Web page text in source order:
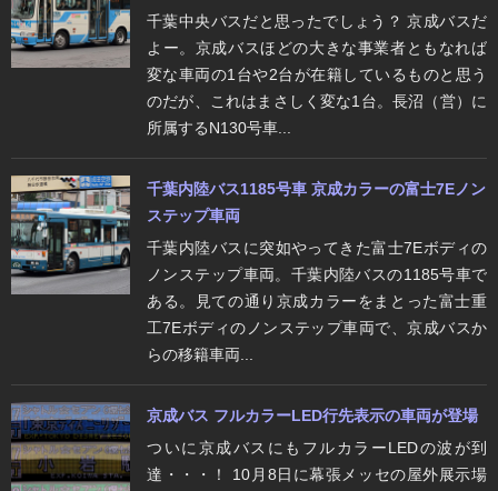
千葉中央バスだと思ったでしょう？ 京成バスだ
よー。京成バスほどの大きな事業者ともなれば
変な車両の1台や2台が在籍しているものと思う
のだが、これはまさしく変な1台。長沼（営）に
所属するN130号車...
千葉内陸バス1185号車 京成カラーの富士7Eノン
ステップ車両
千葉内陸バスに突如やってきた富士7Eボディの
ノンステップ車両。千葉内陸バスの1185号車で
ある。見ての通り京成カラーをまとった富士重
工7Eボディのノンステップ車両で、京成バスか
らの移籍車両...
京成バス フルカラーLED行先表示の車両が登場
ついに京成バスにもフルカラーLEDの波が到
達・・・！ 10月8日に幕張メッセの屋外展示場